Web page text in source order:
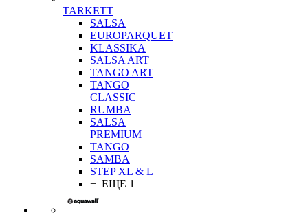
TARKETT
SALSA
EUROPARQUET
KLASSIKA
SALSA ART
TANGO ART
TANGO
CLASSIC
RUMBA
SALSA
PREMIUM
TANGO
SAMBA
STEP XL & L
+ ЕЩЕ 1